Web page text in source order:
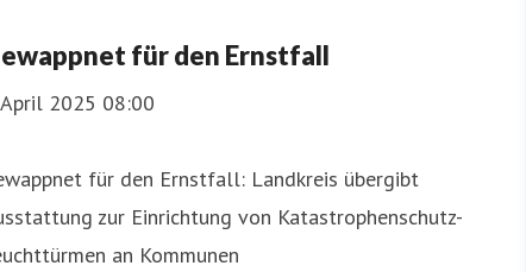
für den Ernstfall
2025 08:00
für den Ernstfall: Landkreis übergibt
zur Einrichtung von Katastrophenschutz-
an Kommunen